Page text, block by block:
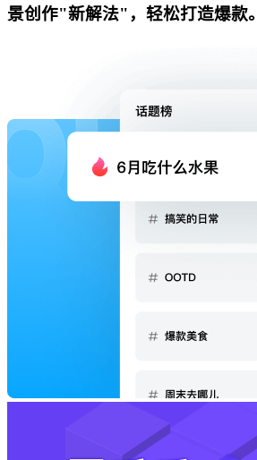
景创作"新解法"，轻松打造爆款。